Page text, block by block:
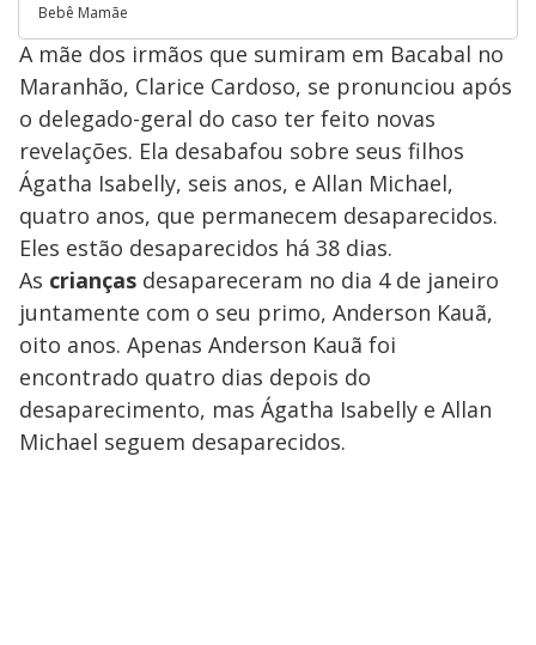
Bebê Mamãe
A mãe dos irmãos que sumiram em Bacabal no
Maranhão, Clarice Cardoso, se pronunciou após
o delegado-geral do caso ter feito novas
revelações. Ela desabafou sobre seus filhos
Ágatha Isabelly, seis anos, e Allan Michael,
quatro anos, que permanecem desaparecidos.
Eles estão desaparecidos há 38 dias.
As crianças desapareceram no dia 4 de janeiro
juntamente com o seu primo, Anderson Kauã,
oito anos. Apenas Anderson Kauã foi
encontrado quatro dias depois do
desaparecimento, mas Ágatha Isabelly e Allan
Michael seguem desaparecidos.